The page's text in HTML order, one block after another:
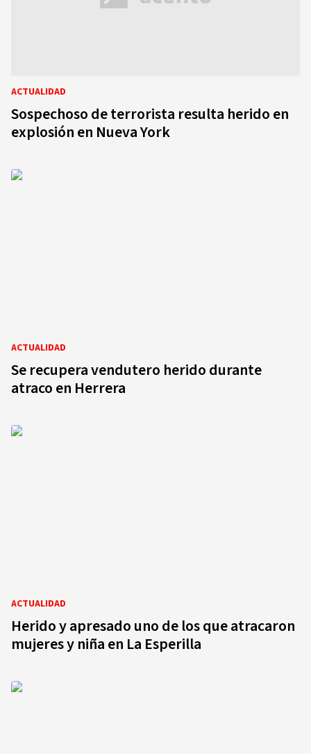
ACTUALIDAD
Sospechoso de terrorista resulta herido en
explosión en Nueva York
ACTUALIDAD
Se recupera vendutero herido durante
atraco en Herrera
ACTUALIDAD
Herido y apresado uno de los que atracaron
mujeres y niña en La Esperilla